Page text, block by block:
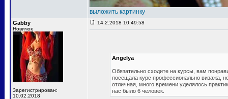
выложить картинку
Gabby
Новичок
Зарегистрирован:
10.02.2018
14.2.2018 10:49:58
Angelya
Обязательно сходите на курсы, вам
посещала курс профессионально визажа,
отличная, много времени уделялось
нас было 6 человек.